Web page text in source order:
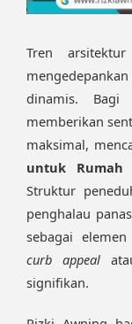
Tren
dinamis.
memberikan
maksimal,
untuk Rumah
Struktur
penghalau
sebagai
curb appeal
signifikan.